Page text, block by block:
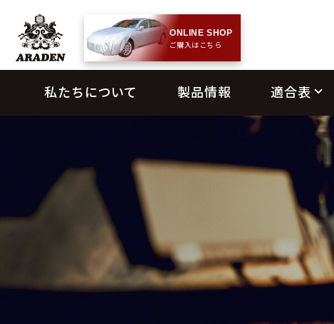
ONLINE SHOP
ご購入はこちら
私たちについて 製品情報 適合表